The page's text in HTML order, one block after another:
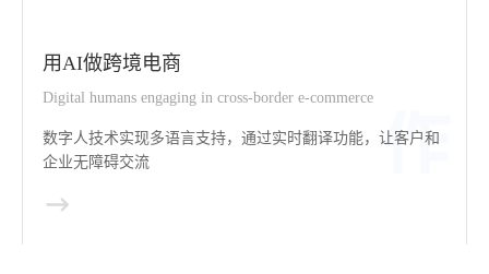
用AI做跨境电商
Digital humans engaging in cross-border e-commerce
数字人技术实现多语言支持，通过实时翻译功能，让客户和
企业无障碍交流